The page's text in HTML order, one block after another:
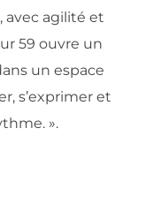
avec agilité et
59 ouvre un
un espace
s’exprimer et
».